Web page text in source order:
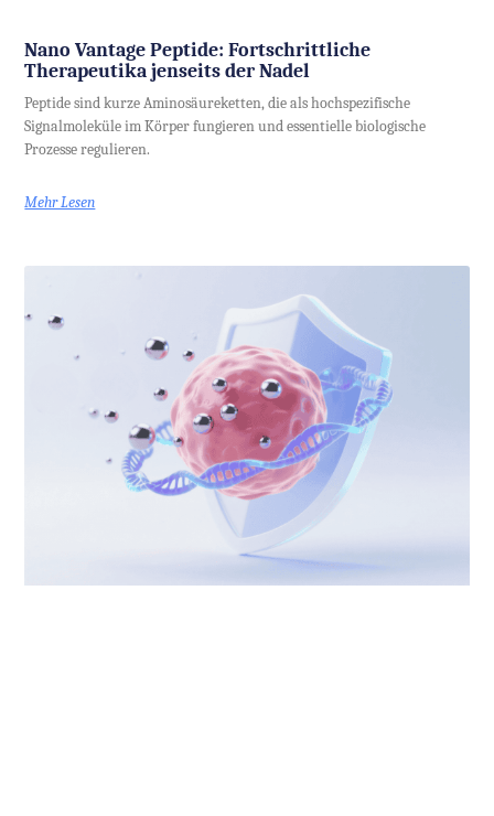
Nano Vantage Peptide: Fortschrittliche
Therapeutika jenseits der Nadel
Peptide sind kurze Aminosäureketten, die als hochspezifische
Signalmoleküle im Körper fungieren und essentielle biologische
Prozesse regulieren.
Mehr Lesen